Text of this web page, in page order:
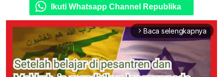
Ikuti Whatsapp Channel Republika
arrow_forward_ios Baca selengkapnya